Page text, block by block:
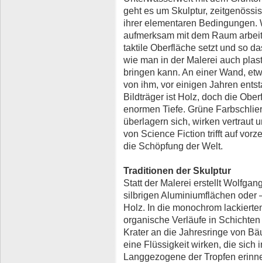
geht es um Skulptur,
ihrer elementaren
aufmerksam mit dem Raum
taktile Oberfläche setzt und so
wie man in der Malerei auch
bringen kann. An einer Wand,
von ihm, vor einigen Jahren
Bildträger ist Holz, doch die
enormen Tiefe. Grüne
überlagern sich, wirken vertraut
von Science Fiction trifft auf
die Schöpfung der Welt.
Traditionen der Skulptur
Statt der Malerei erstellt
silbrigen Aluminiumflächen oder
Holz. In die monochrom
organische Verläufe in
Krater an die Jahresringe von
eine Flüssigkeit wirken, die sich
Langgezogene der Tropfen